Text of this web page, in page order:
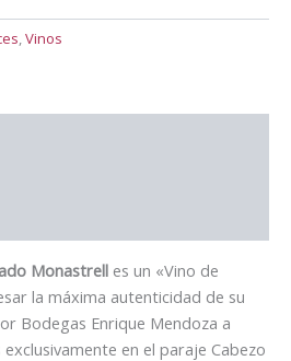
,Vinos
Monastrell es un «Vino de
la máxima autenticidad de su
Bodegas Enrique Mendoza a
en el paraje Cabezo